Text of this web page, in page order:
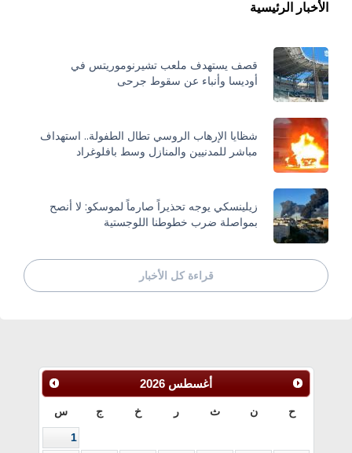
الأخبار الرئيسية
قصف يستهدف ملعب تشيرنوموريتس في
أوديسا وأنباء عن سقوط جرحى
شظايا الإرهاب الروسي تطال الطفولة.. استهداف
مباشر للمدنيين والمنازل وسط بافلوغراد
زيلينسكي يوجه تحذيراً صارماً لموسكو: لا أنصح
بمواصلة ضرب خطوطنا اللوجستية
قراءة كل الأخبار
أغسطس 2026
ح ن ث ر خ ج س
1